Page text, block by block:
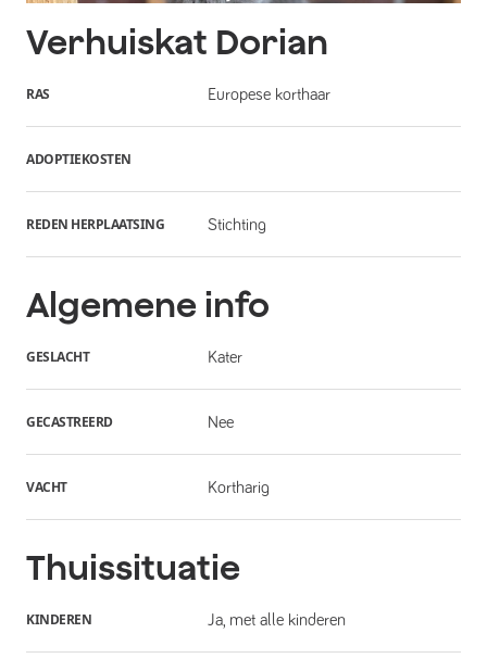
Verhuiskat Dorian
RAS Europese korthaar
ADOPTIEKOSTEN
REDEN HERPLAATSING Stichting
Algemene info
GESLACHT Kater
GECASTREERD Nee
VACHT Kortharig
Thuissituatie
KINDEREN Ja, met alle kinderen